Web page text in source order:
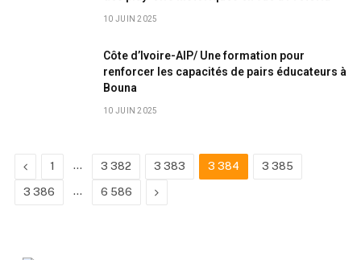
10 JUIN 2025
Côte d’Ivoire-AIP/ Une formation pour
renforcer les capacités de pairs éducateurs à
Bouna
10 JUIN 2025
Previous
1 … 3 382 3 383 3 384 3 385
3 386 … 6 586 Next